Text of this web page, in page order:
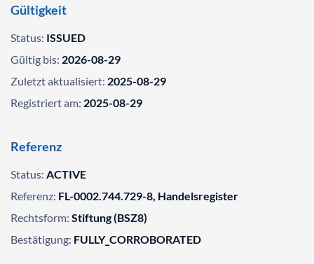
Gültigkeit
Status: ISSUED
Gültig bis: 2026-08-29
Zuletzt aktualisiert: 2025-08-29
Registriert am: 2025-08-29
Referenz
Status: ACTIVE
Referenz: FL-0002.744.729-8, Handelsregister
Rechtsform: Stiftung (BSZ8)
Bestätigung: FULLY_CORROBORATED